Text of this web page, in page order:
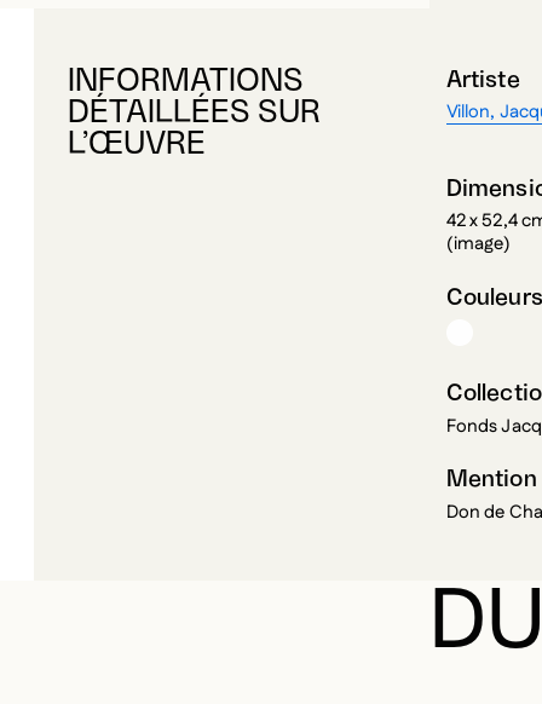
INFORMATIONS
DÉTAILLÉES SUR
L’ŒUVRE
Artiste
Villon,
42 x 52,4
(image)
Couleurs
Fonds
Mention
Don de